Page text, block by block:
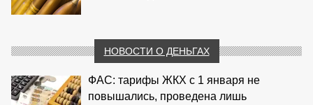
НОВОСТИ О ДЕНЬГАХ
ФАС: тарифы ЖКХ с 1 января не
повышались, проведена лишь